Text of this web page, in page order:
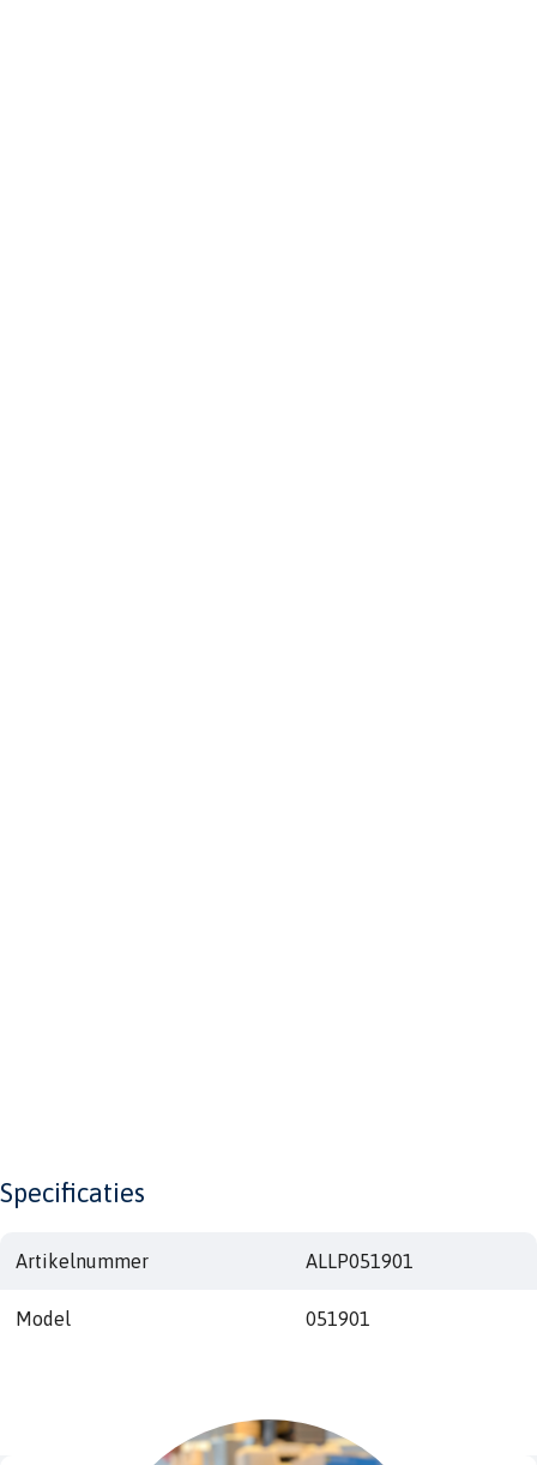
Specificaties
Artikelnummer ALLP051901
Model 051901